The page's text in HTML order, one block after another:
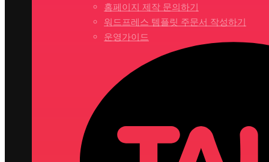
홈페이지 제작 문의하기
워드프레스 템플릿 주문서 작성하기
운영가이드